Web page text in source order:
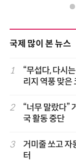
국제 많이 본 뉴스
1
“무섭다, 다시
리지 역풍 맞은
2
“너무 말랐다”
국 활동 중단
3
거미줄 쏘고
터